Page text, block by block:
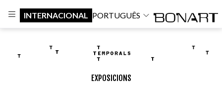
INTERNACIONAL PORTUGUÊS
EXPOSICIONS